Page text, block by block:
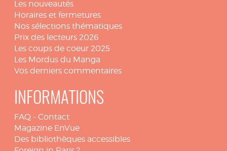
Les nouveautés
Horaires et fermetures
Nos sélections thématiques
Prix des lecteurs 2026
Les coups de coeur 2025
Les Mordus du Manga
Vos derniers commentaires
INFORMATIONS
FAQ - Contact
Magazine EnVue
Des bibliothèques accessibles